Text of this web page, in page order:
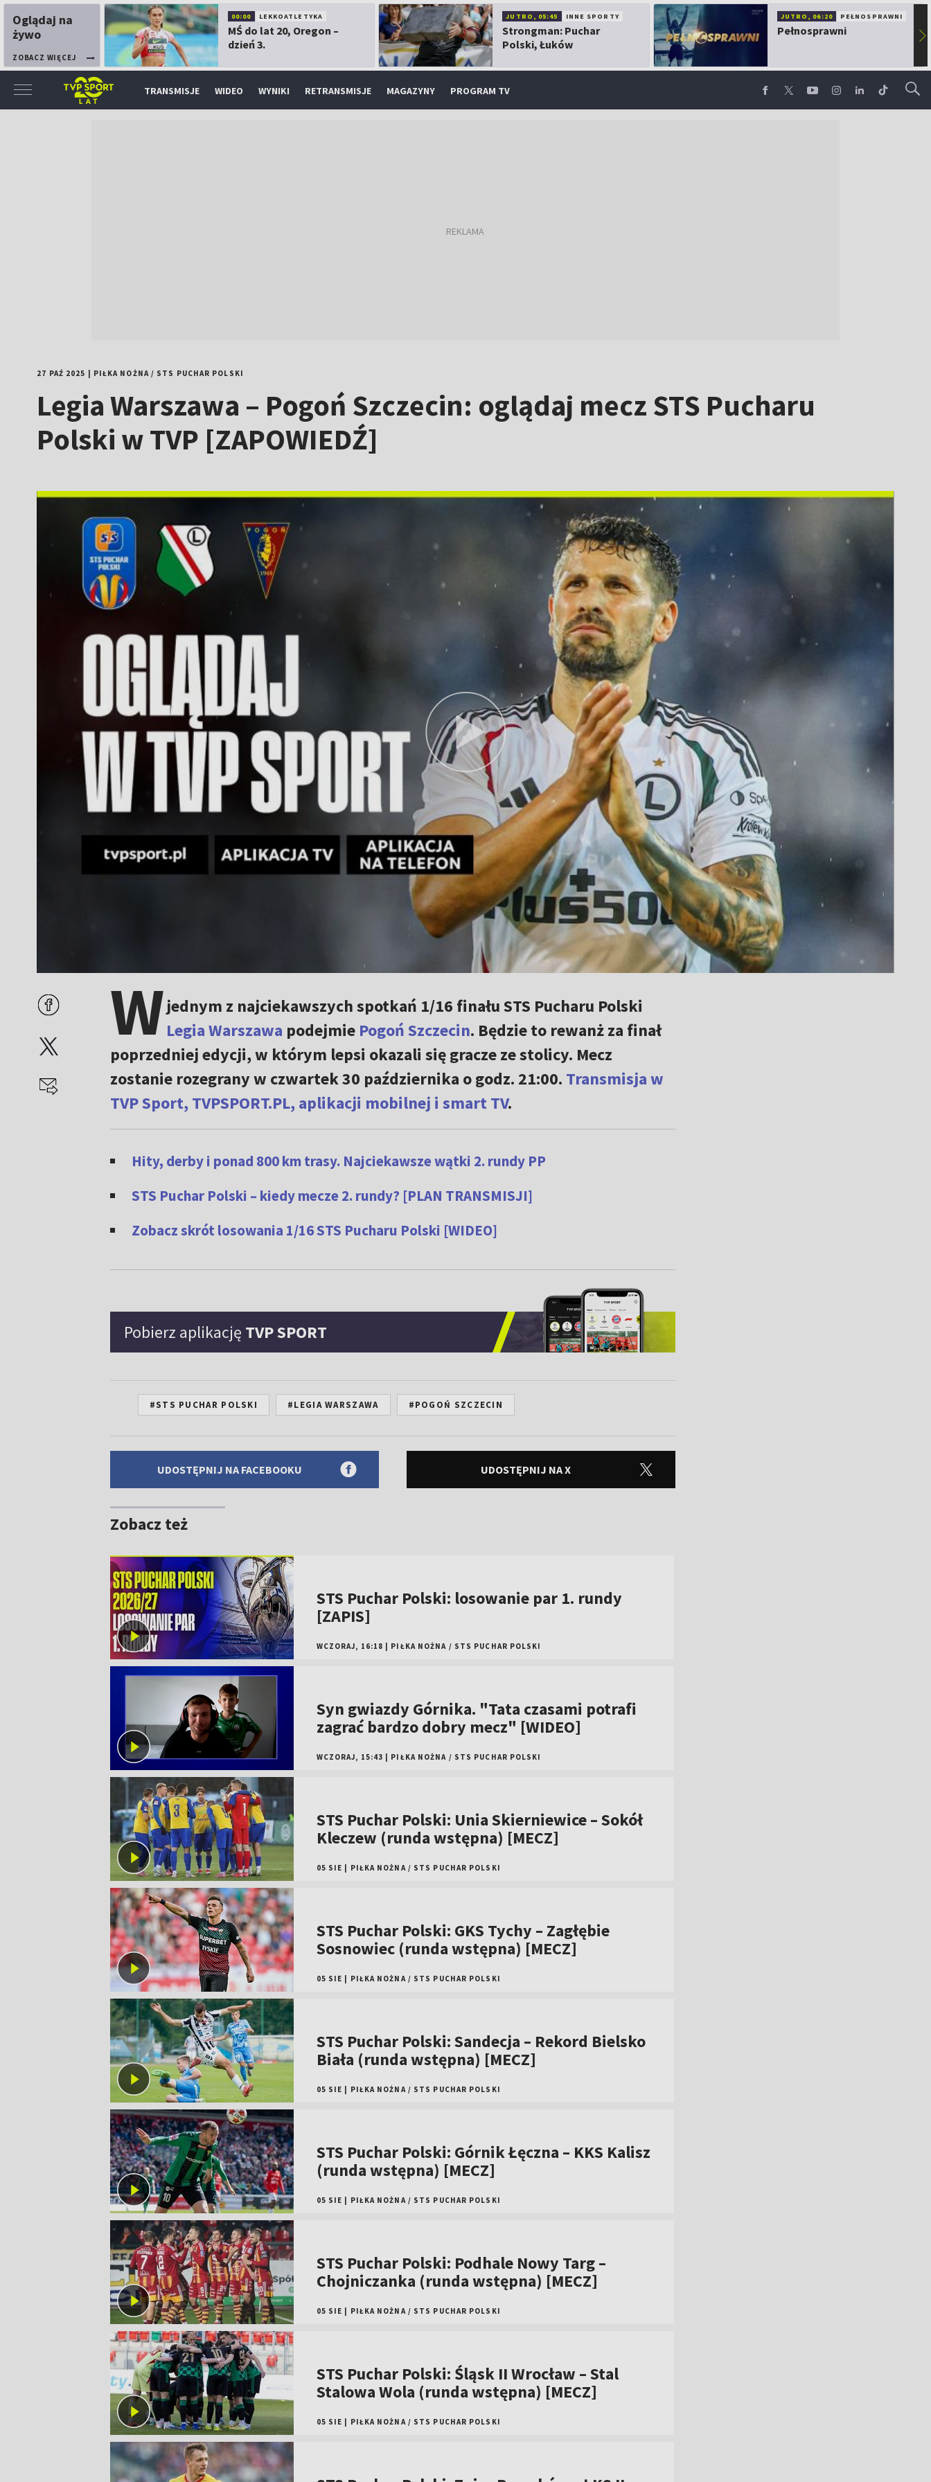
Oglądaj na
żywo
ZOBACZ WIĘCEJ
00:00 LEKKOATLETYKA
MŚ do lat 20, Oregon –
dzień 3.
JUTRO, 05:45 INNE SPORTY
Strongman: Puchar
Polski, Łuków
JUTRO, 06:20 PEŁNOSPRAWNI
Pełnosprawni ▶
TRANSMISJE WIDEO WYNIKI RETRANSMISJE MAGAZYNY PROGRAM TV
27 PAŹ 2025 PIŁKA NOŻNA/ STS PUCHAR POLSKI
Legia Warszawa – Pogoń Szczecin: oglądaj mecz STS Pucharu
Polski w TVP [ZAPOWIEDŹ]
Wjednym z najciekawszych spotkań 1/16 finału STS Pucharu Polski
Legia Warszawa podejmie Pogoń Szczecin. Będzie to rewanż za finał
poprzedniej edycji, w którym lepsi okazali się gracze ze stolicy. Mecz
zostanie rozegrany w czwartek 30 października o godz. 21:00. Transmisja w
TVP Sport, TVPSPORT.PL, aplikacji mobilnej i smart TV.
Hity, derby i ponad 800 km trasy. Najciekawsze wątki 2. rundy PP
STS Puchar Polski – kiedy mecze 2. rundy? [PLAN TRANSMISJI]
Zobacz skrót losowania 1/16 STS Pucharu Polski [WIDEO]
Pobierz aplikację TVP SPORT
#STS PUCHAR POLSKI #LEGIA WARSZAWA #POGOŃ SZCZECIN
UDOSTĘPNIJ NA FACEBOOKU UDOSTĘPNIJ NA X
Zobacz też
STS Puchar Polski: losowanie par 1. rundy
[ZAPIS]
WCZORAJ, 16:18 PIŁKA NOŻNA / STS PUCHAR POLSKI
Syn gwiazdy Górnika. "Tata czasami potrafi
zagrać bardzo dobry mecz" [WIDEO]
WCZORAJ, 15:43 PIŁKA NOŻNA / STS PUCHAR POLSKI
STS Puchar Polski: Unia Skierniewice – Sokół
Kleczew (runda wstępna) [MECZ]
05 SIE PIŁKA NOŻNA / STS PUCHAR POLSKI
STS Puchar Polski: GKS Tychy – Zagłębie
Sosnowiec (runda wstępna) [MECZ]
05 SIE PIŁKA NOŻNA / STS PUCHAR POLSKI
STS Puchar Polski: Sandecja – Rekord Bielsko
Biała (runda wstępna) [MECZ]
05 SIE PIŁKA NOŻNA / STS PUCHAR POLSKI
STS Puchar Polski: Górnik Łęczna – KKS Kalisz
(runda wstępna) [MECZ]
05 SIE PIŁKA NOŻNA / STS PUCHAR POLSKI
STS Puchar Polski: Podhale Nowy Targ –
Chojniczanka (runda wstępna) [MECZ]
05 SIE PIŁKA NOŻNA / STS PUCHAR POLSKI
STS Puchar Polski: Śląsk II Wrocław – Stal
Stalowa Wola (runda wstępna) [MECZ]
05 SIE PIŁKA NOŻNA / STS PUCHAR POLSKI